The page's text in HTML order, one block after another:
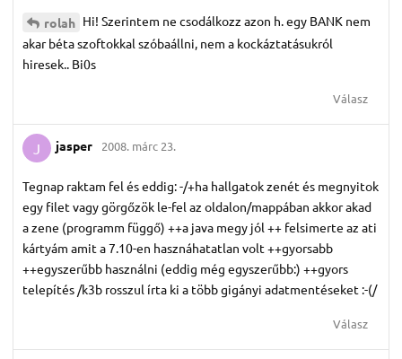
rolah Hi! Szerintem ne csodálkozz azon h. egy BANK nem
akar béta szoftokkal szóbaállni, nem a kockáztatásukról
hiresek.. Bi0s
Válasz
J jasper 2008. márc 23.
Tegnap raktam fel és eddig: -/+ha hallgatok zenét és megnyitok
egy filet vagy görgőzök le-fel az oldalon/mappában akkor akad
a zene (programm függő) ++a java megy jól ++ felsimerte az ati
kártyám amit a 7.10-en hasznáhatatlan volt ++gyorsabb
++egyszerűbb használni (eddig még egyszerűbb:) ++gyors
telepítés /k3b rosszul írta ki a több gigányi adatmentéseket :-(/
Válasz